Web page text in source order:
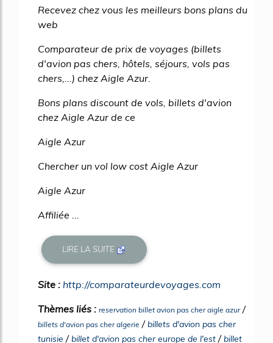
Recevez chez vous les meilleurs bons plans du
web
Comparateur de prix de voyages (billets
d'avion pas chers, hôtels, séjours, vols pas
chers,...) chez Aigle Azur.
Bons plans discount de vols, billets d'avion
chez Aigle Azur de ce
Aigle Azur
Chercher un vol low cost Aigle Azur
Aigle Azur
Affiliée ...
LIRE LA SUITE
Site : http://comparateurdevoyages.com
Thèmes liés : reservation billet avion pas cher aigle azur/
billets d'avion pas cher algerie /billets d'avion pas cher
tunisie /billet d'avion pas cher europe de l'est /billet